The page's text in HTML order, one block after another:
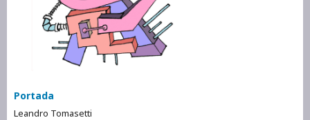
Portada
Leandro Tomasetti